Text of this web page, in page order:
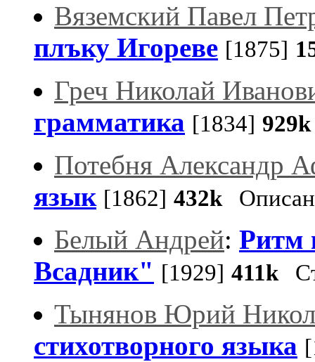
Вяземский Павел
плъку Игореве [1875]
Греч Николай
грамматика [1834] 929k
Потебня Александр
язык [1862] 432k
Белый Андрей: Ритм
Всадник" [1929] 411k
Тынянов Юрий
стихотворного языка